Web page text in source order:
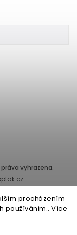
procházením
používáním.. Více
práva vyhrazena.
Pernerova
vedeném Městským
87218.